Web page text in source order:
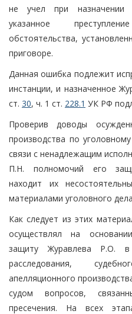
не учел при назначении
указанное
обстоятельства,
приговоре.
Данная ошибка подлежит
инстанции, и назначенное
ст. 30, ч. 1 ст. 228.1 УК РФ
Проверив доводы
производства по
связи с ненадлежащим
П.Н. полномочий его
находит их
материалами уголовного
Как следует из этих
осуществлял на
защиту Журавлева Р.О. в
расследования,
апелляционного
судом вопросов,
пресечения. На всех